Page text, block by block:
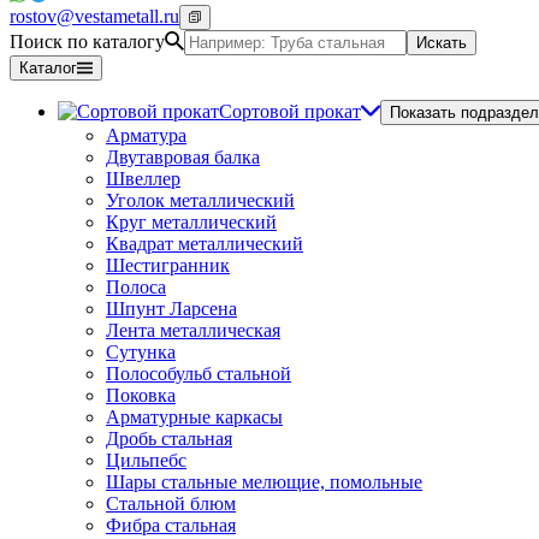
rostov@vestametall.ru
Поиск по каталогу
Искать
Каталог
Сортовой прокат Показать
Арматура
Двутавровая балка
Швеллер
Уголок металлический
Круг металлический
Квадрат металлический
Шестигранник
Полоса
Шпунт Ларсена
Лента металлическая
Сутунка
Полособульб стальной
Поковка
Арматурные каркасы
Дробь стальная
Цильпебс
Шары стальные мелющие, помольные
Стальной блюм
Фибра стальная